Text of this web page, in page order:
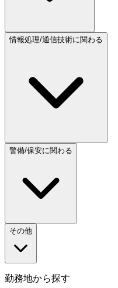
情報処理/通信技術に関わる
警備/保安に関わる
その他
勤務地から探す